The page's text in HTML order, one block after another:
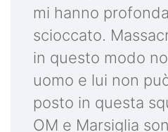
mi hanno
scioccato.
in questo modo
uomo e lui non
posto in questa
OM e Marsiglia